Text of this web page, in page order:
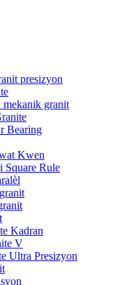
presizyon
mekanik granit
Bearing
Kwen
Square Rule
Kadran
V
Ultra Presizyon